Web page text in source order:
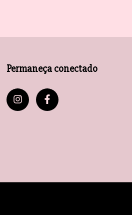
Permaneça conectado